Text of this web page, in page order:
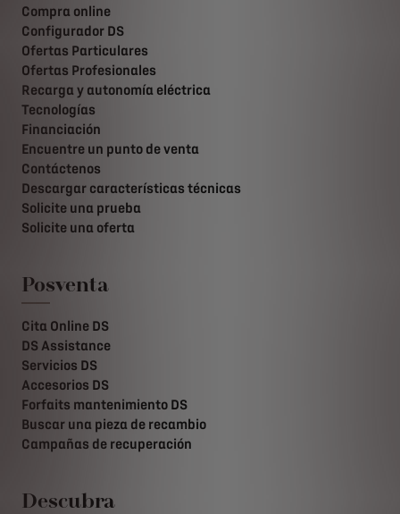
Compra online
Configurador DS
Ofertas Particulares
Ofertas Profesionales
Recarga y autonomía eléctrica
Tecnologías
Financiación
Encuentre un punto de venta
Contáctenos
Descargar características técnicas
Solicite una prueba
Solicite una oferta
Posventa
Cita Online DS
DS Assistance
Servicios DS
Accesorios DS
Forfaits mantenimiento DS
Buscar una pieza de recambio
Campañas de recuperación
Descubra